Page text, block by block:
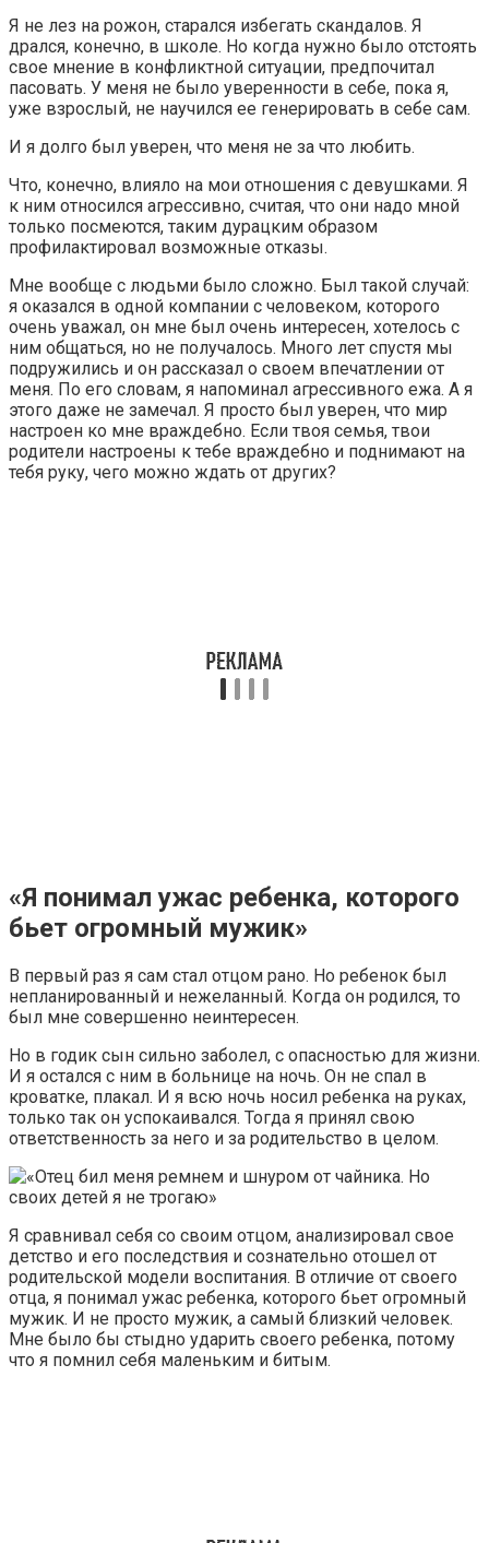
Я не лез на рожон, старался избегать скандалов. Я
дрался, конечно, в школе. Но когда нужно было отстоять
свое мнение в конфликтной ситуации, предпочитал
пасовать. У меня не было уверенности в себе, пока я,
уже взрослый, не научился ее генерировать в себе сам.
И я долго был уверен, что меня не за что любить.
Что, конечно, влияло на мои отношения с девушками. Я
к ним относился агрессивно, считая, что они надо мной
только посмеются, таким дурацким образом
профилактировал возможные отказы.
Мне вообще с людьми было сложно. Был такой случай:
я оказался в одной компании с человеком, которого
очень уважал, он мне был очень интересен, хотелось с
ним общаться, но не получалось. Много лет спустя мы
подружились и он рассказал о своем впечатлении от
меня. По его словам, я напоминал агрессивного ежа. А я
этого даже не замечал. Я просто был уверен, что мир
настроен ко мне враждебно. Если твоя семья, твои
родители настроены к тебе враждебно и поднимают на
тебя руку, чего можно ждать от других?
«Я понимал ужас ребенка, которого
бьет огромный мужик»
В первый раз я сам стал отцом рано. Но ребенок был
непланированный и нежеланный. Когда он родился, то
был мне совершенно неинтересен.
Но в годик сын сильно заболел, с опасностью для жизни.
И я остался с ним в больнице на ночь. Он не спал в
кроватке, плакал. И я всю ночь носил ребенка на руках,
только так он успокаивался. Тогда я принял свою
ответственность за него и за родительство в целом.
Я сравнивал себя со своим отцом, анализировал свое
детство и его последствия и сознательно отошел от
родительской модели воспитания. В отличие от своего
отца, я понимал ужас ребенка, которого бьет огромный
мужик. И не просто мужик, а самый близкий человек.
Мне было бы стыдно ударить своего ребенка, потому
что я помнил себя маленьким и битым.